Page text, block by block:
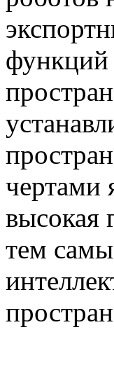
функций
чертами
высокая
тем